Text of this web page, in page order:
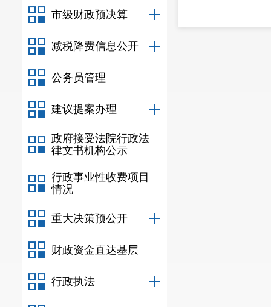
市级财政预决算
减税降费信息公开
公务员管理
建议提案办理
政府接受法院行政法
律文书机构公示
行政事业性收费项目
情况
重大决策预公开
财政资金直达基层
行政执法
面。根据最新规范